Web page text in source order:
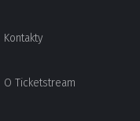
Kontakty
O Ticketstream